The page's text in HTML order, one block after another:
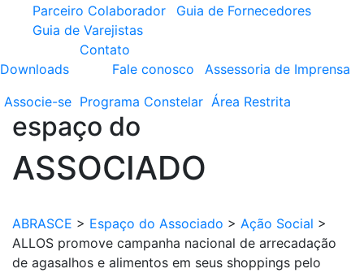
Parceiro Colaborador
Guia de Fornecedores
Guia de Varejistas
Downloads
Contato
Fale conosco
Assessoria de Imprensa
Associe-se Programa Constelar Área Restrita
espaço do
ASSOCIADO
ABRASCE > Espaço do Associado > Ação Social >
ALLOS promove campanha nacional de arrecadação
de agasalhos e alimentos em seus shoppings pelo